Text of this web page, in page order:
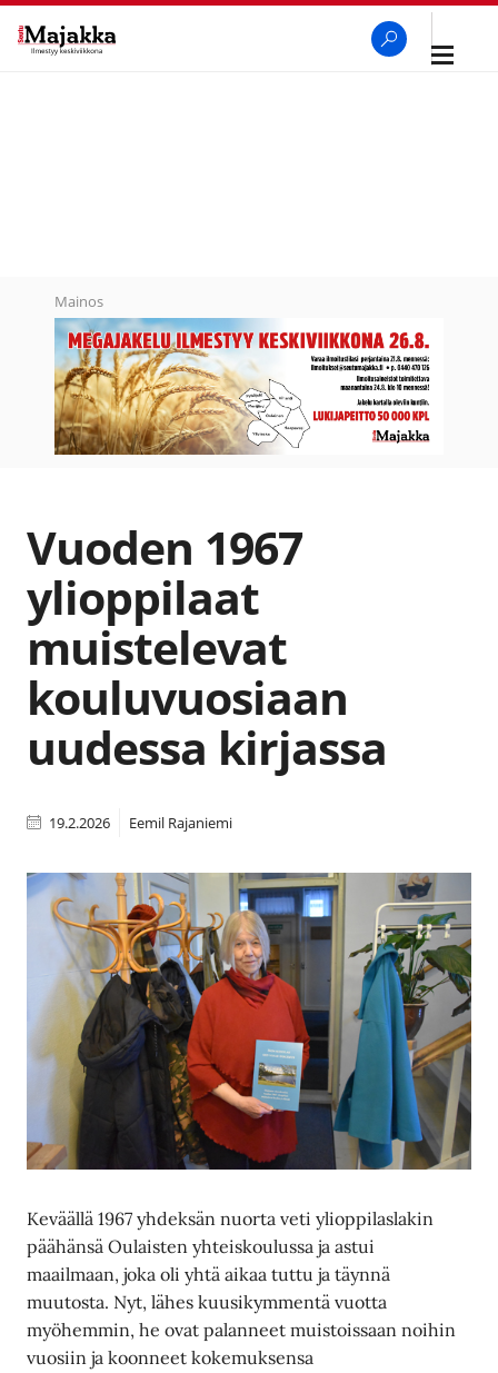
Avaa
Mainos
Vuoden 1967
ylioppilaat
muistelevat
kouluvuosiaan
uudessa kirjassa
19.2.2026 Eemil Rajaniemi
Keväällä 1967 yhdeksän nuorta veti ylioppilaslakin
päähänsä Oulaisten yhteiskoulussa ja astui
maailmaan, joka oli yhtä aikaa tuttu ja täynnä
muutosta. Nyt, lähes kuusikymmentä vuotta
myöhemmin, he ovat palanneet muistoissaan noihin
vuosiin ja koonneet kokemuksensa